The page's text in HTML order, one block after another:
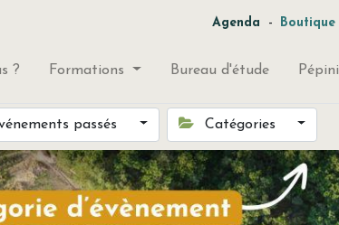
Agenda - Boutique
? Formations Bureau d'étude
passés Catégories